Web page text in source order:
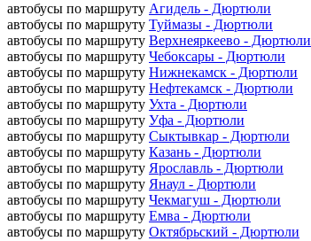
автобусы по маршруту Агидель - Дюртюли
автобусы по маршруту Туймазы - Дюртюли
автобусы по маршруту Верхнеяркеево - Дюртюли
автобусы по маршруту Чебоксары - Дюртюли
автобусы по маршруту Нижнекамск - Дюртюли
автобусы по маршруту Нефтекамск - Дюртюли
автобусы по маршруту Ухта - Дюртюли
автобусы по маршруту Уфа - Дюртюли
автобусы по маршруту Сыктывкар - Дюртюли
автобусы по маршруту Казань - Дюртюли
автобусы по маршруту Ярославль - Дюртюли
автобусы по маршруту Янаул - Дюртюли
автобусы по маршруту Чекмагуш - Дюртюли
автобусы по маршруту Емва - Дюртюли
автобусы по маршруту Октябрьский - Дюртюли